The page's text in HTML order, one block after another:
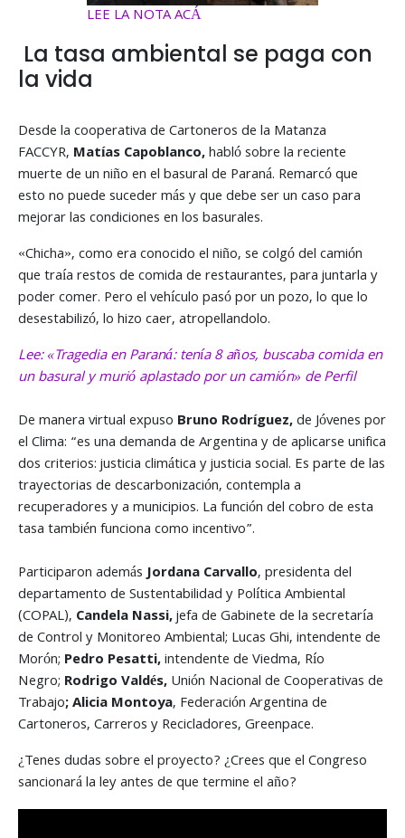
LEE LA NOTA ACÁ
La tasa ambiental se paga con
la vida
Desde la cooperativa de Cartoneros de la Matanza
FACCYR, Matías Capoblanco,habló sobre la reciente
muerte de un niño en el basural de Paraná. Remarcó que
esto no puede suceder más y que debe ser un caso para
mejorar las condiciones en los basurales.
«Chicha», como era conocido el niño, se colgó del camión
que traía restos de comida de restaurantes, para juntarla y
poder comer. Pero el vehículo pasó por un pozo, lo que lo
desestabilizó, lo hizo caer, atropellandolo.
Lee: «Tragedia en Paraná: tenía 8 años, buscaba comida en
un basural y murió aplastado por un camión» de Perfil
De manera virtual expuso Bruno Rodríguez,de Jóvenes por
el Clima: “es una demanda de Argentina y de aplicarse unifica
dos criterios: justicia climática y justicia social. Es parte de las
trayectorias de descarbonización, contempla a
recuperadores y a municipios. La función del cobro de esta
tasa también funciona como incentivo”.
Participaron ademásJordana Carvallo, presidenta del
departamento de Sustentabilidad y Política Ambiental
(COPAL), Candela Nassi,jefa de Gabinete de la secretaría
de Control y Monitoreo Ambiental; Lucas Ghi, intendente de
Morón; Pedro Pesatti,intendente de Viedma, Río
Negro; Rodrigo Valdés,Unión Nacional de Cooperativas de
Trabajo; Alicia Montoya, Federación Argentina de
Cartoneros, Carreros y Recicladores, Greenpace.
¿Tenes dudas sobre el proyecto? ¿Crees que el Congreso
sancionará la ley antes de que termine el año?